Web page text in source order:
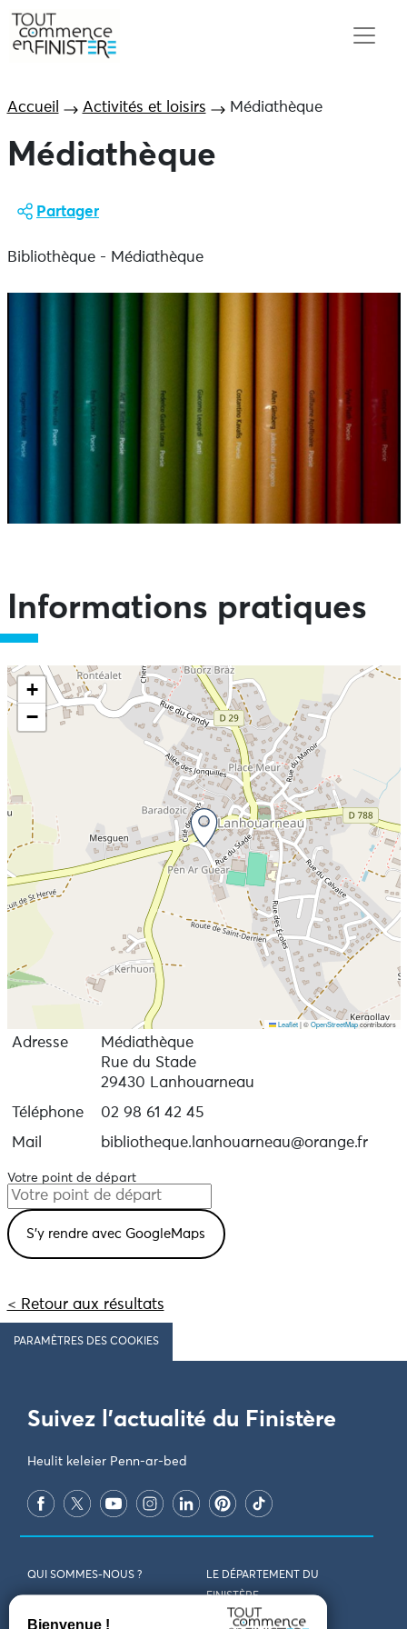
Accueil Activités et loisirs Médiathèque
Médiathèque
Partager
Bibliothèque - Médiathèque
Informations pratiques
+
−
Leaflet |©OpenStreetMapcontributors
Adresse
Médiathèque
Rue du Stade
29430 Lanhouarneau
Téléphone
02 98 61 42 45
Mail
bibliotheque.lanhouarneau@orange.fr
Votre point de départ
< Retour aux résultats
PARAMÈTRES DES COOKIES
Suivez l'actualité du Finistère
Heulit keleier Penn-ar-bed
QUI SOMMES-NOUS ?
LE DÉPARTEMENT DU
FINISTÈRE